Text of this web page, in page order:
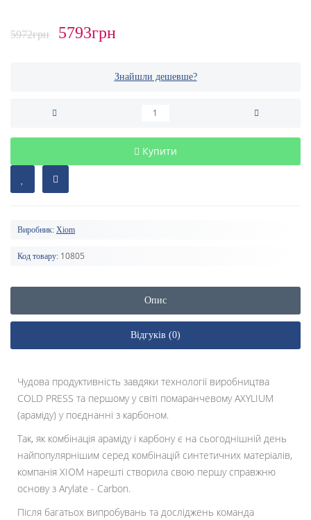
5972грн 5793грн
Знайшли дешевше?
Купити
Виробник: Xiom
Код товару: 10805
Опис
Відгуків (0)
Чудова продуктивність завдяки технології виробництва
COLD PRESS та першому у світі помаранчевому AXYLIUM
(араміду) у поєднанні з карбоном.
Так, як комбінація араміду і карбону є на сьогоднішній день
найпопулярнішим серед комбінацій синтетичних матеріалів,
компанія XIOM нарешті створила свою першу справжню
основу з Arylate - Carbon.
Після багатьох випробувань та досліджень команда